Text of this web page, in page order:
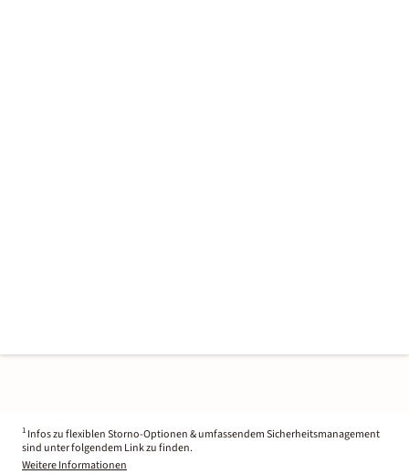
1 Infos zu flexiblen Storno-Optionen & umfassendem Sicherheitsmanagement
sind unter folgendem Link zu finden.
Weitere Informationen